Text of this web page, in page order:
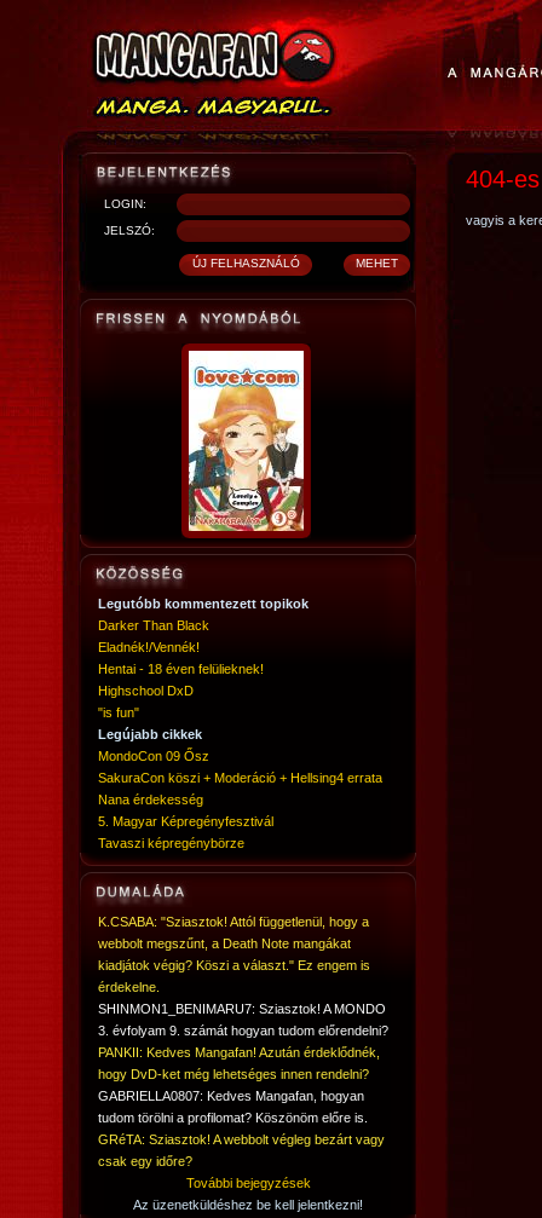
LOGIN:
JELSZÓ:
Legutóbb kommentezett topikok
Darker Than Black
Eladnék!/Vennék!
Hentai - 18 éven felülieknek!
Highschool DxD
"is fun"
Legújabb cikkek
MondoCon 09 Ősz
SakuraCon köszi + Moderáció + Hellsing4 errata
Nana érdekesség
5. Magyar Képregényfesztivál
Tavaszi képregénybörze
K.CSABA: "Sziasztok! Attól függetlenül, hogy a
webbolt megszűnt, a Death Note mangákat
kiadjátok végig? Köszi a választ." Ez engem is
érdekelne.
SHINMON1_BENIMARU7: Sziasztok! A MONDO
3. évfolyam 9. számát hogyan tudom előrendelni?
PANKII: Kedves Mangafan! Azután érdeklődnék,
hogy DvD-ket még lehetséges innen rendelni?
GABRIELLA0807: Kedves Mangafan, hogyan
tudom törölni a profilomat? Köszönöm előre is.
GRéTA: Sziasztok! A webbolt végleg bezárt vagy
csak egy időre?
További bejegyzések
Az üzenetküldéshez be kell jelentkezni!
404-
vagyis a